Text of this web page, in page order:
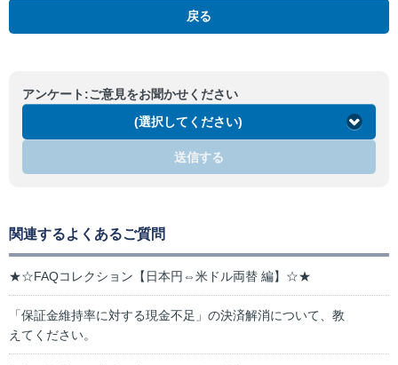
戻る
アンケート:ご意見をお聞かせください
(選択してください)
送信する
関連するよくあるご質問
★☆FAQコレクション【日本円⇔米ドル両替 編】☆★
「保証金維持率に対する現金不足」の決済解消について、教
えてください。